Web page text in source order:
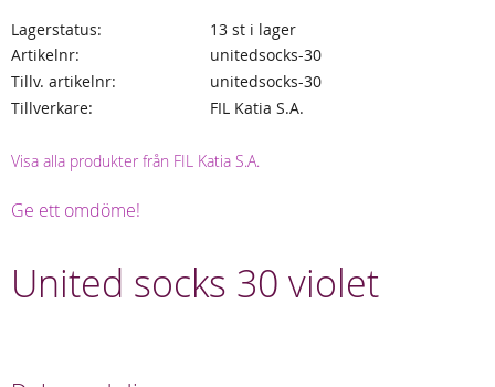
Lagerstatus
13 st i lager
Artikelnr
unitedsocks-30
Tillv. artikelnr
unitedsocks-30
Tillverkare
FIL Katia S.A.
Visa alla produkter från FIL Katia S.A.
Ge ett omdöme!
United socks 30 violet